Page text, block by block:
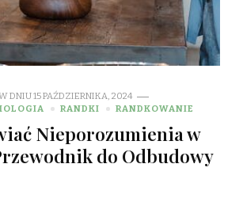
DNIU15 PAŹDZIERNIKA, 2024
RANDKI RANDKOWANIE
Nieporozumienia w
do Odbudowy